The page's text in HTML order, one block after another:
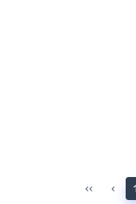
‹‹ ‹ 1